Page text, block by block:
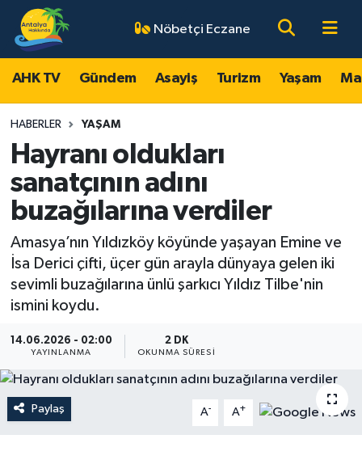
Nöbetçi Eczane
AHK TV Gündem Asayiş Turizm Yaşam
HABERLER YAŞAM
Hayranı oldukları
sanatçının adını
buzağılarına verdiler
Amasya’nın Yıldızköy köyünde yaşayan Emine ve
İsa Derici çifti, üçer gün arayla dünyaya gelen iki
sevimli buzağılarına ünlü şarkıcı Yıldız Tilbe'nin
ismini koydu.
14.06.2026 - 02:00
YAYINLANMA
2 DK
OKUNMA SÜRESI
Paylaş A- A+
AHK TV
Gündem
Turizm
Yaşam
Magazin
Ekonomi
Spor
Antalya Nöbetçi Eczaneler
Antalya Hava Durumu
Antalya Namaz Vakitleri
Antalya Trafik Yoğunluk Haritası
Süper Lig Puan Durumu ve Fikstür
Tüm Manşetler
Son Dakika Haberleri
Haber Arşivi